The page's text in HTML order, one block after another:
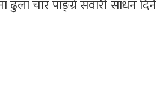
चार पाङ्ग्रे सवारी साधन दिने